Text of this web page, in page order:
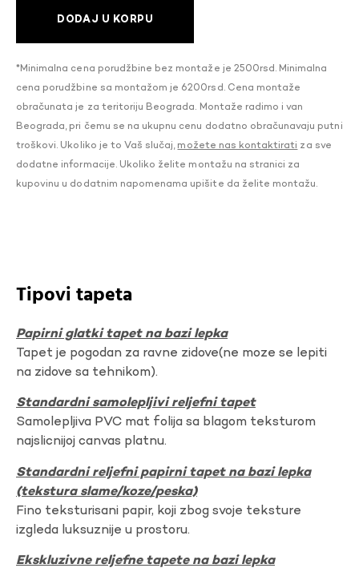
DODAJ U KORPU
*Minimalna cena porudžbine bez montaže je 2500rsd. Minimalna
cena porudžbine sa montažom je 6200rsd. Cena montaže
obračunata je za teritoriju Beograda. Montaže radimo i van
Beograda, pri čemu se na ukupnu cenu dodatno obračunavaju putni
troškovi. Ukoliko je to Vaš slučaj, možete nas kontaktirati za sve
dodatne informacije. Ukoliko želite montažu na stranici za
kupovinu u dodatnim napomenama upišite da želite montažu.
Tipovi tapeta
Papirni glatki tapet na bazi lepka
Tapet je pogodan za ravne zidove(ne moze se lepiti
na zidove sa tehnikom).
Standardni samolepljivi reljefni tapet
Samolepljiva PVC mat folija sa blagom teksturom
najslicnijoj canvas platnu.
Standardni reljefni papirni tapet na bazi lepka
(tekstura slame/koze/peska)
Fino teksturisani papir, koji zbog svoje teksture
izgleda luksuznije u prostoru.
Ekskluzivne reljefne tapete na bazi lepka